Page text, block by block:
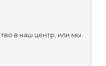
в наш центр, или мы